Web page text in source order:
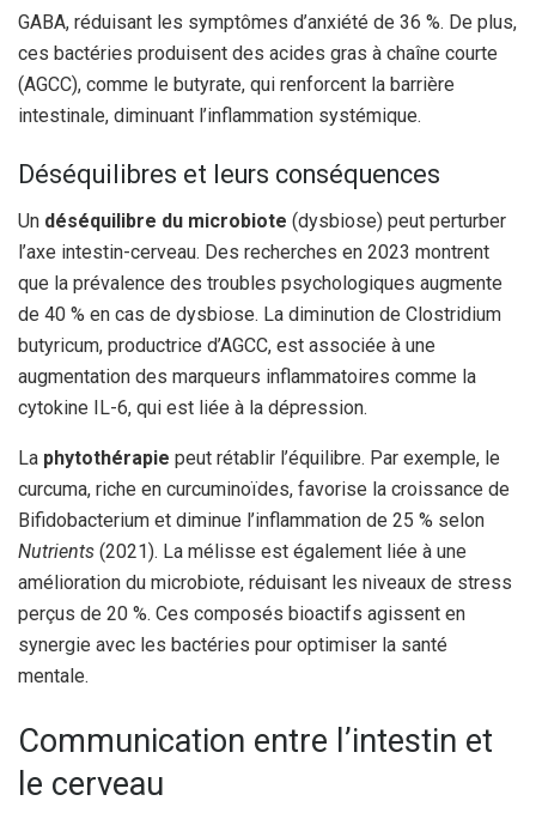
GABA, réduisant les symptômes d’anxiété de 36 %. De plus,
ces bactéries produisent des acides gras à chaîne courte
(AGCC), comme le butyrate, qui renforcent la barrière
intestinale, diminuant l’inflammation systémique.
Déséquilibres et leurs conséquences
Un déséquilibre du microbiote (dysbiose) peut perturber
l’axe intestin-cerveau. Des recherches en 2023 montrent
que la prévalence des troubles psychologiques augmente
de 40 % en cas de dysbiose. La diminution de Clostridium
butyricum, productrice d’AGCC, est associée à une
augmentation des marqueurs inflammatoires comme la
cytokine IL-6, qui est liée à la dépression.
La phytothérapie peut rétablir l’équilibre. Par exemple, le
curcuma, riche en curcuminoïdes, favorise la croissance de
Bifidobacterium et diminue l’inflammation de 25 % selon
Nutrients (2021). La mélisse est également liée à une
amélioration du microbiote, réduisant les niveaux de stress
perçus de 20 %. Ces composés bioactifs agissent en
synergie avec les bactéries pour optimiser la santé
mentale.
Communication entre l’intestin et
le cerveau